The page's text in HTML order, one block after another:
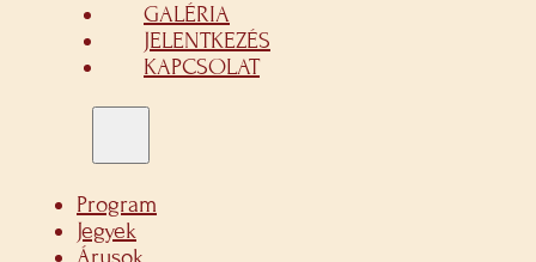
GALÉRIA
JELENTKEZÉS
KAPCSOLAT
Program
Jegyek